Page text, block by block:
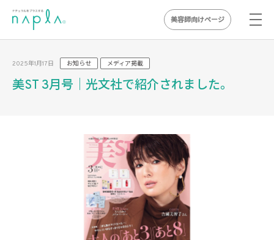
content
美容師向けページ
2025年1月17日 お知らせ メディア掲載
美ST 3月号｜光文社で紹介されました。